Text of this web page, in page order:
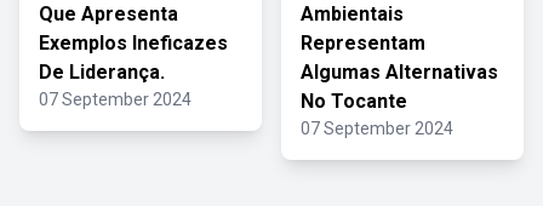
Que Apresenta
Exemplos Ineficazes
De Liderança.
07 September 2024
Ambientais
Representam
Algumas Alternativas
No Tocante
07 September 2024